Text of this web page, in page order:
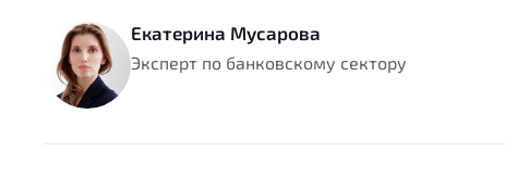
Екатерина Мусарова
Эксперт по банковскому сектору